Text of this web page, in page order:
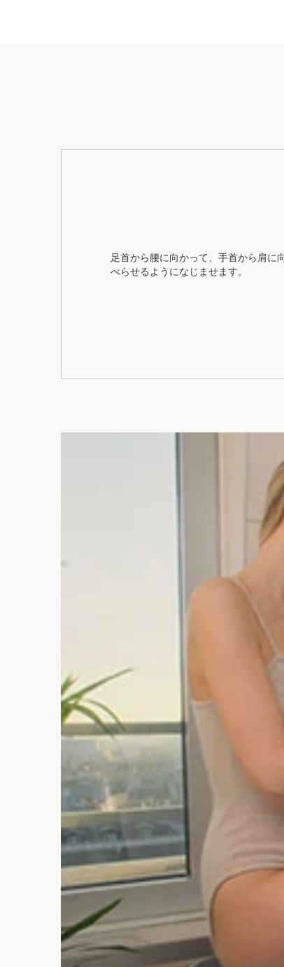
足首から腰に向かって、手首から肩に
べらせるようになじませます。